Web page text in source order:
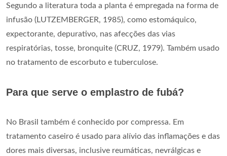
Segundo a literatura toda a planta é empregada na forma de
infusão (LUTZEMBERGER, 1985), como estomáquico,
expectorante, depurativo, nas afecções das vias
respiratórias, tosse, bronquite (CRUZ, 1979). Também usado
no tratamento de escorbuto e tuberculose.
Para que serve o emplastro de fubá?
No Brasil também é conhecido por compressa. Em
tratamento caseiro é usado para alívio das inflamações e das
dores mais diversas, inclusive reumáticas, nevrálgicas e